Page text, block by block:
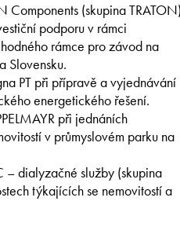
Components (skupina
podporu v rámci
rámce pro závod na
Slovensku.
PT při přípravě a vyjednávání
energetického řešení.
při jednáních
v průmyslovém parku na
– dialyzačné služby (skupina
týkajících se nemovitostí a